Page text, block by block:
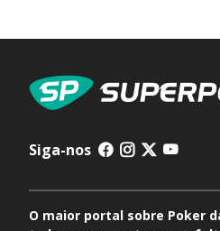
Siga-nos
O maior portal sobre Poker